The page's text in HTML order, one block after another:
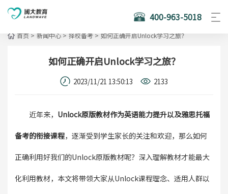
400-963-5018
首页 > 新闻中心 > 择校备考 > 如何正确开启Unlock学习之旅？
如何正确开启Unlock学习之旅？
2023/11/21 13:50:13 2133
近年来， Unlock原版教材作为英语能力提升以及雅思托福
备考的衔接课程，逐渐受到学生家长的关注和欢迎，那么如何
正确利用好我们的Unlock原版教材呢？深入理解教材才能最大
化利用教材，本文将带领大家从Unlock课程理念、适用人群以